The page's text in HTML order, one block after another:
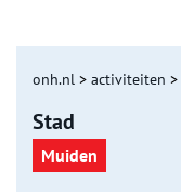
onh.nl > activiteiten >
Stad
Muiden